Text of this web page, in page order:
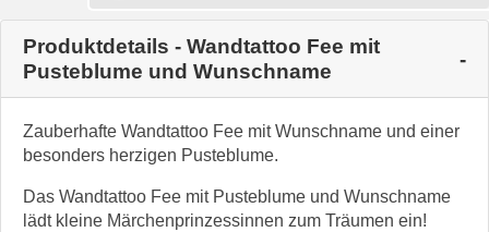
Produktdetails - Wandtattoo Fee mit
Pusteblume und Wunschname
Zauberhafte Wandtattoo Fee mit Wunschname und einer
besonders herzigen Pusteblume.
Das Wandtattoo Fee mit Pusteblume und Wunschname
lädt kleine Märchenprinzessinnen zum Träumen ein!